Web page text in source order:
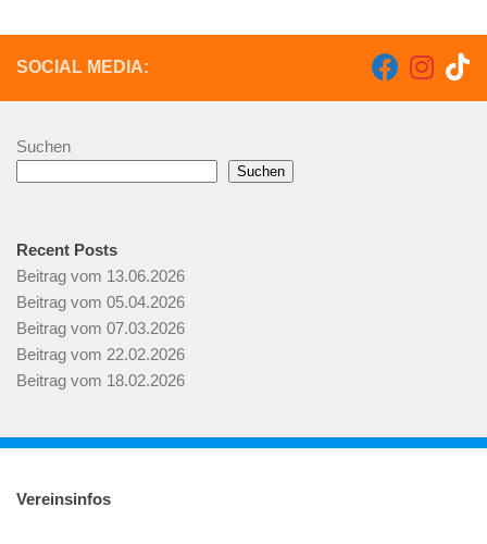
SOCIAL MEDIA:
Suchen
Suchen
Recent Posts
Beitrag vom 13.06.2026
Beitrag vom 05.04.2026
Beitrag vom 07.03.2026
Beitrag vom 22.02.2026
Beitrag vom 18.02.2026
Vereinsinfos